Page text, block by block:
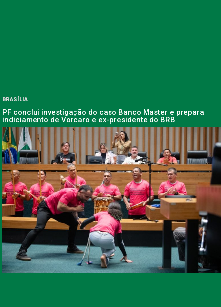
BRASÍLIA
PF conclui investigação do caso Banco Master e prepara
indiciamento de Vorcaro e ex-presidente do BRB